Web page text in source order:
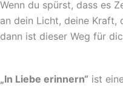
Wenn du spürst, dass es
an dein Licht, deine Kraft,
dann ist dieser Weg für
„In Liebe erinnern“ ist